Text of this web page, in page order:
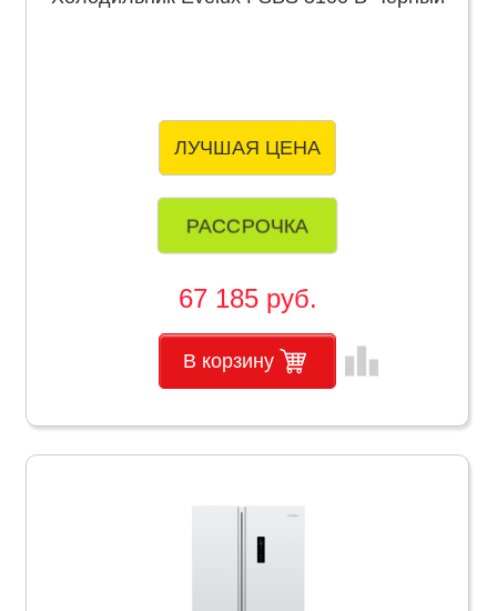
ЛУЧШАЯ ЦЕНА
РАССРОЧКА
67 185 руб.
В корзину leaderboard